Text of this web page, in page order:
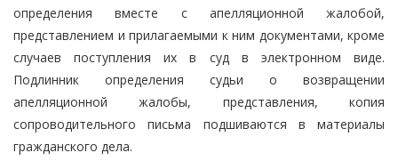
определения вместе с апелляционной жалобой,
представлением и прилагаемыми к ним документами, кроме
случаев поступления их в суд в электронном виде.
Подлинник определения судьи о возвращении
апелляционной жалобы, представления, копия
сопроводительного письма подшиваются в материалы
гражданского дела.